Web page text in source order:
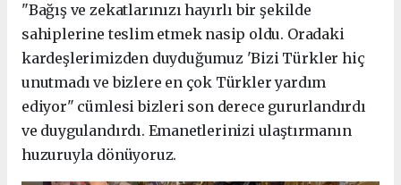
"Bağış ve zekatlarınızı hayırlı bir şekilde
sahiplerine teslim etmek nasip oldu. Oradaki
kardeşlerimizden duyduğumuz 'Bizi Türkler hiç
unutmadı ve bizlere en çok Türkler yardım
ediyor" cümlesi bizleri son derece gururlandırdı
ve duygulandırdı. Emanetlerinizi ulaştırmanın
huzuruyla dönüyoruz.